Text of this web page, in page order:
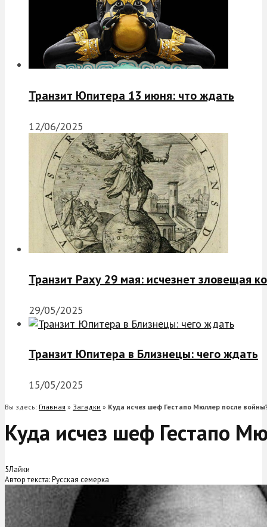
Транзит Юпитера 13 июня: что ждать
12/06/2025
Транзит Раху 29 мая: исчезнет зловещая
29/05/2025
Транзит Юпитера в Близнецы: чего ждать
15/05/2025
Вы здесь: Главная » Загадки » Куда исчез шеф Гестапо Мюллер после
Куда исчез шеф Гестапо
5Лайки
Автор текста: Русская семерка